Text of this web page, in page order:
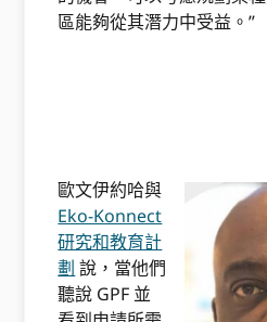
區能夠從其潛力中受益。”
歐文伊約哈與
Eko-Konnect
研究和教育計
劃 說，當他們
聽說 GPF 並